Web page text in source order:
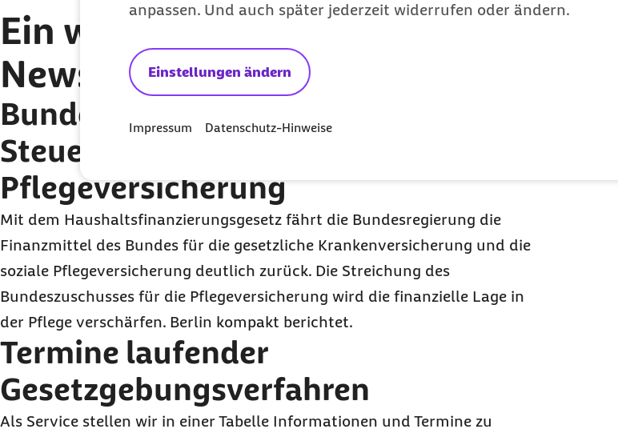
anpassen. Und auch später jederzeit widerrufen oder ändern.
Einstellungen ändern
Impressum Datenschutz-Hinweise
Ein weiteres Thema des
Newsletters:
Bundesregierung streicht
Steuerzuschuss für
Pflegeversicherung
Mit dem Haushaltsfinanzierungsgesetz fährt die Bundesregierung die
Finanzmittel des Bundes für die gesetzliche Krankenversicherung und die
soziale Pflegeversicherung deutlich zurück. Die Streichung des
Bundeszuschusses für die Pflegeversicherung wird die finanzielle Lage in
der Pflege verschärfen. Berlin kompakt berichtet.
Termine laufender
Gesetzgebungsverfahren
Als Service stellen wir in einer Tabelle Informationen und Termine zu